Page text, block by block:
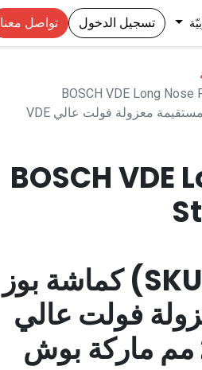
تسجيل الدخول تواصل معنا
BOSCH VDE Long
(SKU#1600A02NE3) كماشة بوز طويلة مستقيمة معزولة فولت عالي VDE
BOSCH VDE
(SKU#1600A02NE3) كماشة بوز
فولت عالي